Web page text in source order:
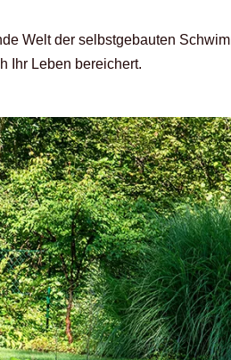
Welt der selbstgebauten
Ihr Leben bereichert.